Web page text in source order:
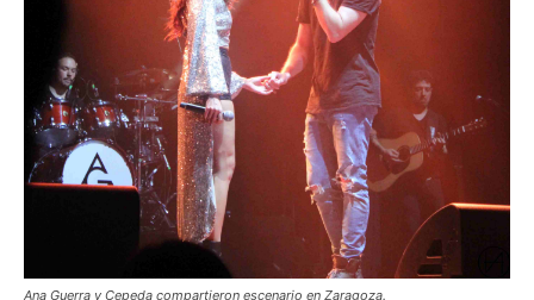
Ana Guerra y Cepeda compartieron escenario en Zaragoza.